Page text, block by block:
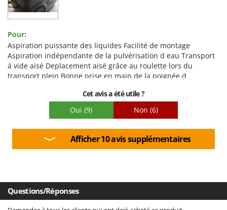
Qualité / Prix
Facilité de montage
Emballage
Pour:
Aspiration puissante des liquides Facilité de montage
Aspiration indépendante de la pulvérisation d eau Transport
à vide aisé Deplacement aisé grâce au roulette lors du
transport plein Bonne prise en main de la poignée d
Utilisation difficile dans les endroits étroits Déplacement
difficile une fois remplis si il y a besoin de le porter Léger
défaut sur la coque de l'appareil lors du déballage ( plastique
mal emboîté photo en annexe )
Cet avis a été utile ?
Oui (9) Non (6)
Afficher 10 avis supplémentaires
Questions/Réponses